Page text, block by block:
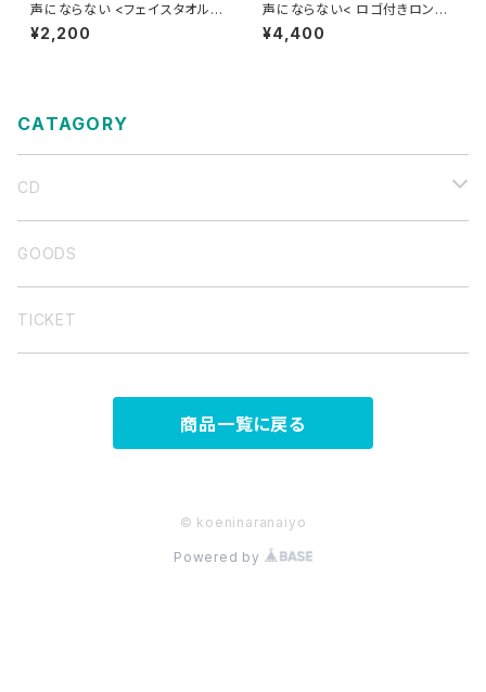
声にならない <フェイスタオル/
ロゴver.>
¥2,200
声にならない< ロゴ付きロンT
>
¥4,400
CATAGORY
CD
バンド音源
弾き語り集
GOODS
TICKET
商品一覧に戻る
© koeninaranaiyo
Powered by